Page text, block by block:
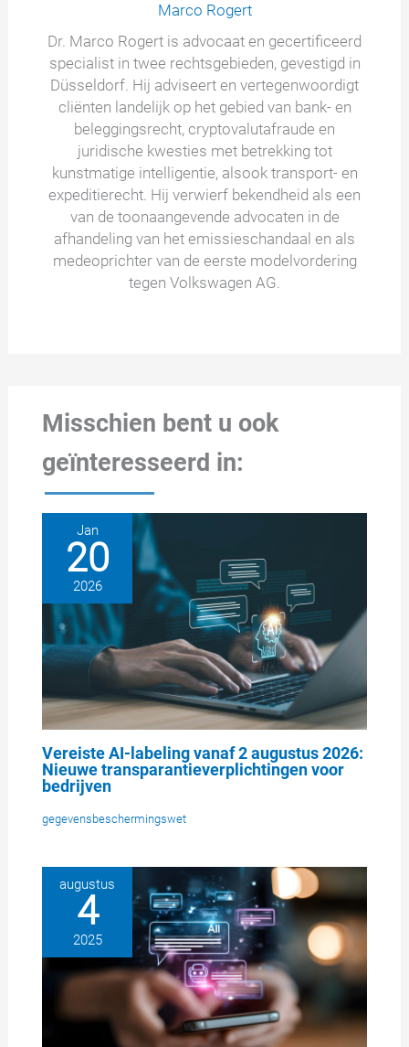
Marco Rogert
Dr. Marco Rogert is advocaat en gecertificeerd
specialist in twee rechtsgebieden, gevestigd in
Düsseldorf. Hij adviseert en vertegenwoordigt
cliënten landelijk op het gebied van bank- en
beleggingsrecht, cryptovalutafraude en
juridische kwesties met betrekking tot
kunstmatige intelligentie, alsook transport- en
expeditierecht. Hij verwierf bekendheid als een
van de toonaangevende advocaten in de
afhandeling van het emissieschandaal en als
medeoprichter van de eerste modelvordering
tegen Volkswagen AG.
Misschien bent u ook
geïnteresseerd in:
Jan
20
2026
Vereiste AI-labeling vanaf 2 augustus 2026:
Nieuwe transparantieverplichtingen voor
bedrijven
gegevensbeschermingswet
augustus
4
2025